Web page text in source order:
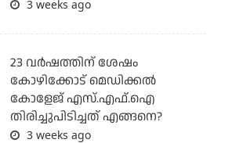
3 weeks ago
23 വർഷത്തിന് ശേഷം
കോഴിക്കോട് മെഡിക്കൽ
കോളേജ് എസ്.എഫ്.ഐ
തിരിച്ചുപിടിച്ചത് എങ്ങനെ?
3 weeks ago